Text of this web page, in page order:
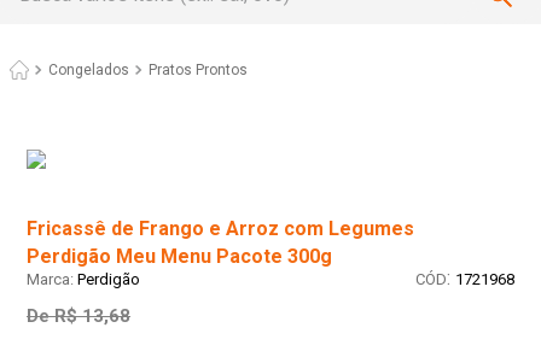
Congelados Pratos Prontos
Fricassê de Frango e Arroz com Legumes
Perdigão Meu Menu Pacote 300g
Perdigão : 1721968
De R$ 13,68